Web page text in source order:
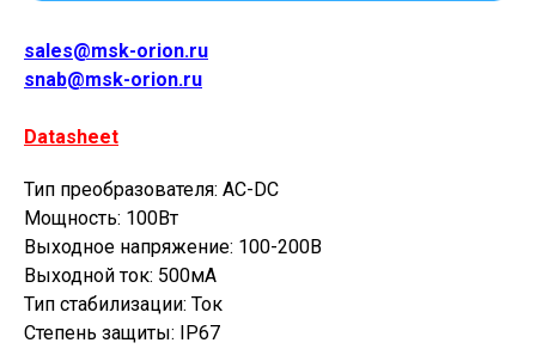
sales@msk-orion.ru
snab@msk-orion.ru
Datasheet
Тип преобразователя: AC-DC
Мощность: 100Вт
Выходное напряжение: 100-200В
Выходной ток: 500мА
Тип стабилизации: Ток
Степень защиты: IP67